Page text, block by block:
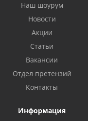
Наш шоурум
Новости
Акции
Статьи
Вакансии
Отдел претензий
Контакты
Информация